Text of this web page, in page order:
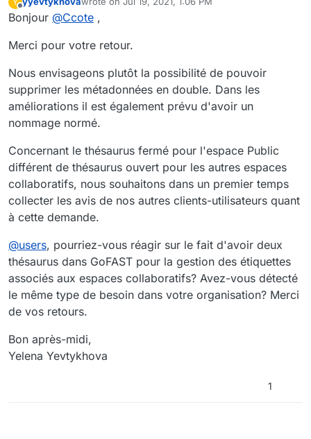
Offline last edited by
Bonjour @Ccote ,
Merci pour votre retour.
Nous envisageons plutôt la possibilité de pouvoir
supprimer les métadonnées en double. Dans les
améliorations il est également prévu d'avoir un
nommage normé.
Concernant le thésaurus fermé pour l'espace Public
différent de thésaurus ouvert pour les autres espaces
collaboratifs, nous souhaitons dans un premier temps
collecter les avis de nos autres clients-utilisateurs quant
à cette demande.
@users, pourriez-vous réagir sur le fait d'avoir deux
thésaurus dans GoFAST pour la gestion des étiquettes
associés aux espaces collaboratifs? Avez-vous détecté
le même type de besoin dans votre organisation? Merci
de vos retours.
Bon après-midi,
Yelena Yevtykhova
1